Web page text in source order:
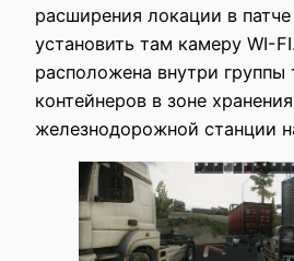
расширения локации в патче
установить там камеру WI-
расположена внутри группы
контейнеров в зоне
железнодорожной станции